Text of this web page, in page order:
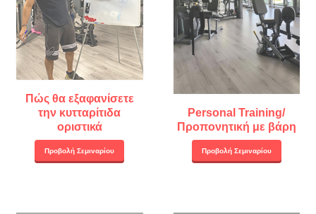
Πώς θα εξαφανίσετε
την κυτταρίτιδα
οριστικά
Προβολή Σεμιναρίου
Personal Training/
Προπονητική με βάρη
Προβολή Σεμιναρίου